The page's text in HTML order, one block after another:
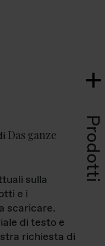
Prodotti
Das ganze
sulla
e i
scaricare.
di testo e
richiesta di